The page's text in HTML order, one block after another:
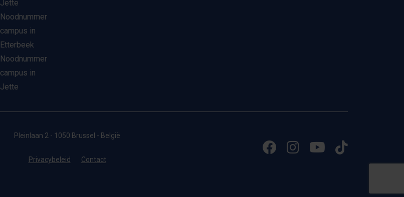
Jette
Noodnummer
campus in
Etterbeek
Noodnummer
campus in
Jette
Pleinlaan 2 - 1050 Brussel - België
Privacybeleid Contact